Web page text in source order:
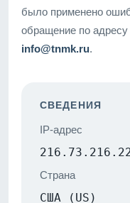
было применено
обращение по
info@tnmk.ru.
СВЕДЕНИЯ
IP-адрес
Страна
США (US)